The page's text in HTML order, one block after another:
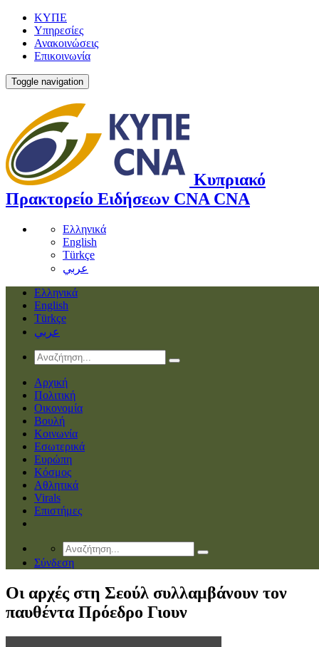
ΚΥΠΕ
Υπηρεσίες
Ανακοινώσεις
Επικοινωνία
Toggle navigation
Κυπριακό
Πρακτορείο Ειδήσεων CNA CNA
Ελληνικά
English
Türkçe
عربي
Ελληνικά
English
Türkçe
عربي
Αρχική
Πολιτική
Οικονομία
Βουλή
Κοινωνία
Εσωτερικά
Ευρώπη
Κόσμος
Αθλητικά
Virals
Επιστήμες
Σύνδεση
Οι αρχές στη Σεούλ συλλαμβάνουν τον
παυθέντα Πρόεδρο Γιουν